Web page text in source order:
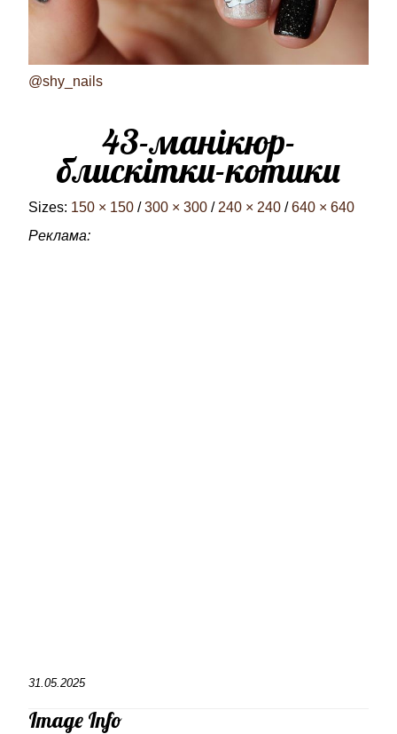
@shy_nails
43-манікюр-
блискітки-котики
Sizes: 150 × 150 / 300 × 300 / 240 × 240 / 640 × 640
Реклама:
31.05.2025
Image Info